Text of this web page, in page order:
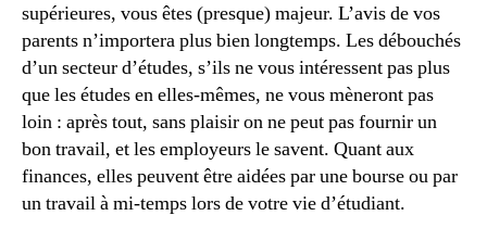
supérieures, vous êtes (presque) majeur. L’avis de vos
parents n’importera plus bien longtemps. Les débouchés
d’un secteur d’études, s’ils ne vous intéressent pas plus
que les études en elles-mêmes, ne vous mèneront pas
loin : après tout, sans plaisir on ne peut pas fournir un
bon travail, et les employeurs le savent. Quant aux
finances, elles peuvent être aidées par une bourse ou par
un travail à mi-temps lors de votre vie d’étudiant.